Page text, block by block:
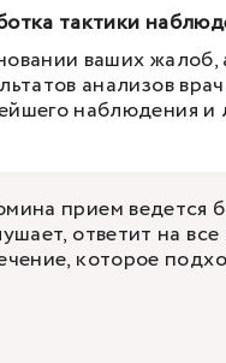
тактики
ваших жалоб,
анализов
наблюдения и
прием ведется
ответит на
которое